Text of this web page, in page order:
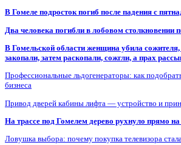
В Гомеле подросток погиб после падения с
Два человека погибли в лобовом столкновении
В Гомельской области женщина убила
закопали, затем раскопали, сожгли, а прах
Профессиональные льдогенераторы: как
бизнеса
Привод дверей кабины лифта — устройство и
На трассе под Гомелем дерево рухнуло прямо
Ловушка выбора: почему покупка телевизора